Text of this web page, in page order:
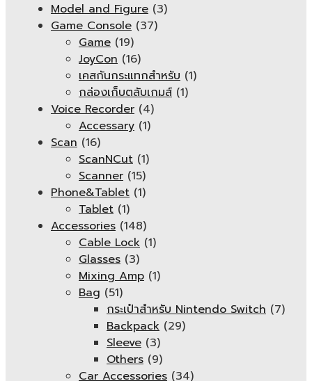
Model and Figure (3)
Game Console (37)
Game (19)
JoyCon (16)
เคสกันกระแทกสำหรับ (1)
กล่องเก็บตลับเกมส์ (1)
Voice Recorder (4)
Accessary (1)
Scan (16)
ScanNCut (1)
Scanner (15)
Phone&Tablet (1)
Tablet (1)
Accessories (148)
Cable Lock (1)
Glasses (3)
Mixing Amp (1)
Bag (51)
กระเป๋าสำหรับ Nintendo Switch (7)
Backpack (29)
Sleeve (3)
Others (9)
Car Accessories (34)